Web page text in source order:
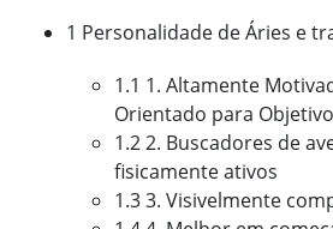
1 Personalidade de Áries e
1.1 1. Altamente
Orientado para
1.2 2. Buscadores de
fisicamente ativos
1.3 3. Visivelmente